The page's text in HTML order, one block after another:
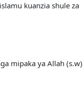
kuanzia shule za
mipaka ya Allah